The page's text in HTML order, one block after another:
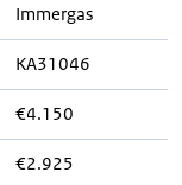
Immergas
KA31046
€4.150
€2.925